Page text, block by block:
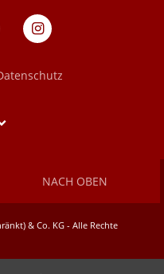
Blog
eventpeppers
NACH OBEN
& Co. KG - Alle Rechte